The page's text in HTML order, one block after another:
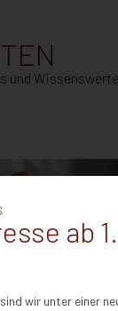
und
ab
wir unter einer